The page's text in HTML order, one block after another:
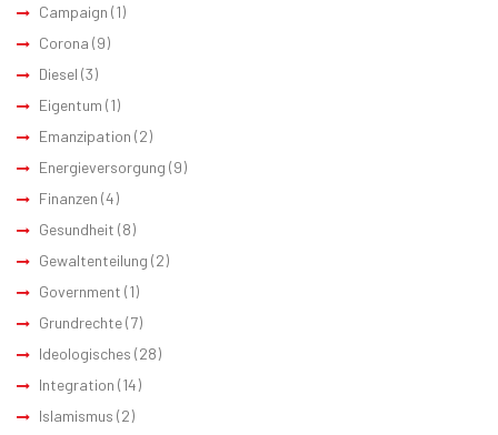
Campaign (1)
Corona (9)
Diesel (3)
Eigentum (1)
Emanzipation (2)
Energieversorgung (9)
Finanzen (4)
Gesundheit (8)
Gewaltenteilung (2)
Government (1)
Grundrechte(7)
Ideologisches (28)
Integration (14)
Islamismus (2)